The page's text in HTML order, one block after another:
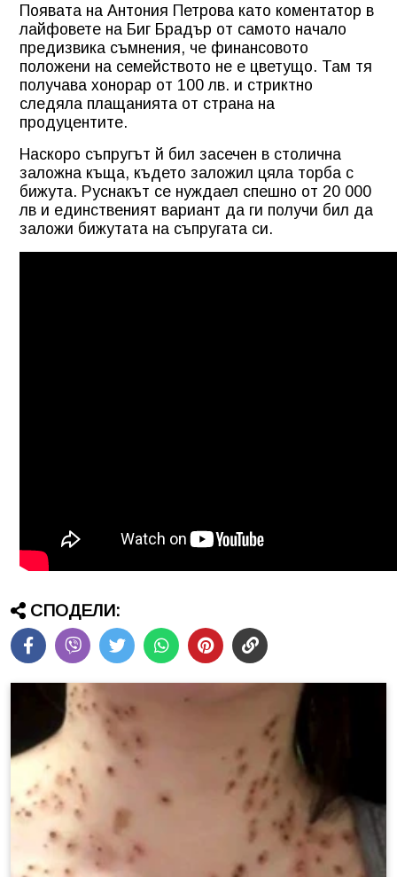
Появата на Антония Петрова като коментатор в
лайфовете на Биг Брадър от самото начало
предизвика съмнения, че финансовото
положени на семейството не е цветущо. Там тя
получава хонорар от 100 лв. и стриктно
следяла плащанията от страна на
продуцентите.
Наскоро съпругът й бил засечен в столична
заложна къща, където заложил цяла торба с
бижута. Руснакът се нуждаел спешно от 20 000
лв и единственият вариант да ги получи бил да
заложи бижутата на съпругата си.
СПОДЕЛИ: